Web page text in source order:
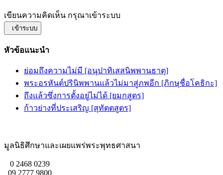
เขียนความคิดเห็น กรุณาเข้าระบบ
เข้าระบบ
หัวข้อแนะนำ
ย่อมถึงความไม่มี [อนุปาทิเสสนิพพานธาตุ]
พระอรหันต์ปรินิพพานแล้วไม่มาสู่ภพอีก [ภิกษุชื่อโคธิกะ]
ถึงแล้วซึ่งการตั้งอยู่ไม่ได้ [ยมกสูตร]
ก้าวย่างที่ประเสริญ [สุทัตตสูตร]
มูลนิธิศึกษาและเผยแพร่พระพุทธศาสนา
0 2468 0239
09 2777 9800